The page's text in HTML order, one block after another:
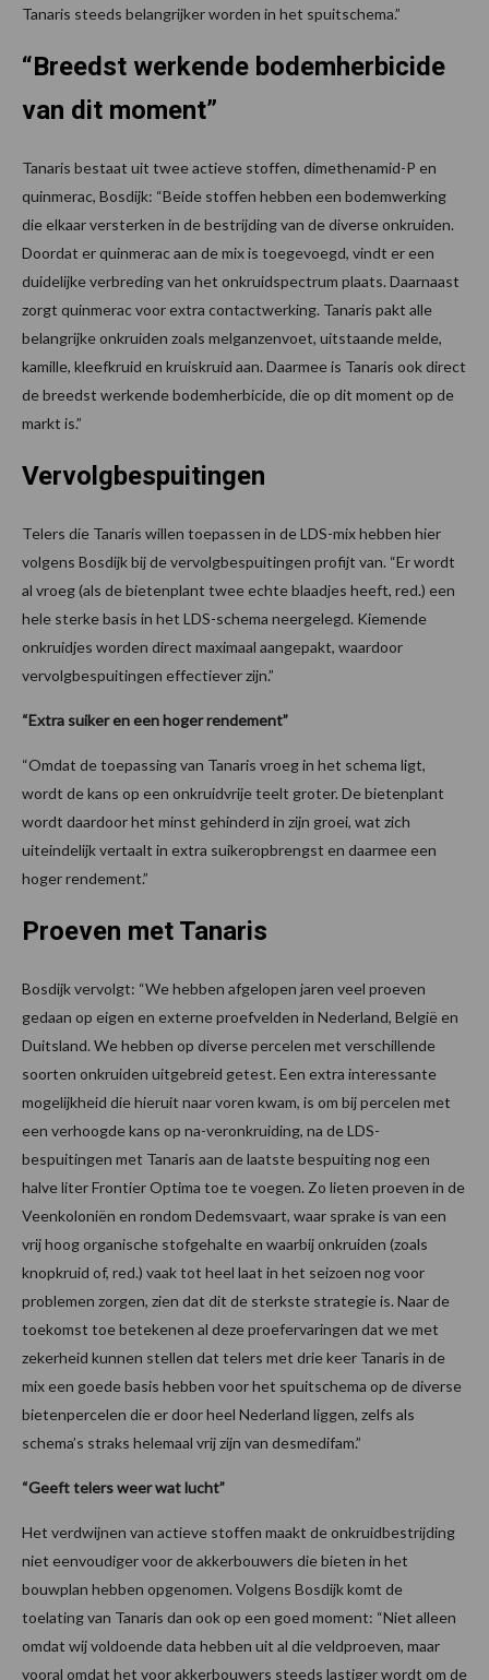
Tanaris steeds belangrijker worden in het spuitschema.”
“Breedst werkende bodemherbicide
van dit moment”
Tanaris bestaat uit twee actieve stoffen, dimethenamid-P en
quinmerac, Bosdijk: “Beide stoffen hebben een bodemwerking
die elkaar versterken in de bestrijding van de diverse onkruiden.
Doordat er quinmerac aan de mix is toegevoegd, vindt er een
duidelijke verbreding van het onkruidspectrum plaats. Daarnaast
zorgt quinmerac voor extra contactwerking. Tanaris pakt alle
belangrijke onkruiden zoals melganzenvoet, uitstaande melde,
kamille, kleefkruid en kruiskruid aan. Daarmee is Tanaris ook direct
de breedst werkende bodemherbicide, die op dit moment op de
markt is.”
Vervolgbespuitingen
Telers die Tanaris willen toepassen in de LDS-mix hebben hier
volgens Bosdijk bij de vervolgbespuitingen profijt van. “Er wordt
al vroeg (als de bietenplant twee echte blaadjes heeft, red.) een
hele sterke basis in het LDS-schema neergelegd. Kiemende
onkruidjes worden direct maximaal aangepakt, waardoor
vervolgbespuitingen effectiever zijn.”
“Extra suiker en een hoger rendement”
“Omdat de toepassing van Tanaris vroeg in het schema ligt,
wordt de kans op een onkruidvrije teelt groter. De bietenplant
wordt daardoor het minst gehinderd in zijn groei, wat zich
uiteindelijk vertaalt in extra suikeropbrengst en daarmee een
hoger rendement.”
Proeven met Tanaris
Bosdijk vervolgt: “We hebben afgelopen jaren veel proeven
gedaan op eigen en externe proefvelden in Nederland, België en
Duitsland. We hebben op diverse percelen met verschillende
soorten onkruiden uitgebreid getest. Een extra interessante
mogelijkheid die hieruit naar voren kwam, is om bij percelen met
een verhoogde kans op na-veronkruiding, na de LDS-
bespuitingen met Tanaris aan de laatste bespuiting nog een
halve liter Frontier Optima toe te voegen. Zo lieten proeven in de
Veenkoloniën en rondom Dedemsvaart, waar sprake is van een
vrij hoog organische stofgehalte en waarbij onkruiden (zoals
knopkruid of, red.) vaak tot heel laat in het seizoen nog voor
problemen zorgen, zien dat dit de sterkste strategie is. Naar de
toekomst toe betekenen al deze proefervaringen dat we met
zekerheid kunnen stellen dat telers met drie keer Tanaris in de
mix een goede basis hebben voor het spuitschema op de diverse
bietenpercelen die er door heel Nederland liggen, zelfs als
schema’s straks helemaal vrij zijn van desmedifam.”
“Geeft telers weer wat lucht”
Het verdwijnen van actieve stoffen maakt de onkruidbestrijding
niet eenvoudiger voor de akkerbouwers die bieten in het
bouwplan hebben opgenomen. Volgens Bosdijk komt de
toelating van Tanaris dan ook op een goed moment: “Niet alleen
omdat wij voldoende data hebben uit al die veldproeven, maar
vooral omdat het voor akkerbouwers steeds lastiger wordt om de